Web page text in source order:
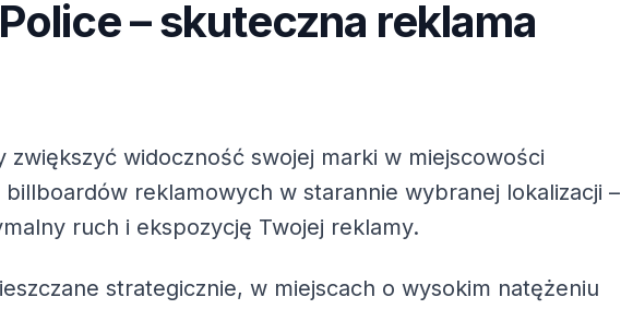
Police– skuteczna reklama
zwiększyć widoczność swojej marki w miejscowości
billboardów reklamowych w starannie wybranej lokalizacji –
ruch i ekspozycję Twojej reklamy.
strategicznie, w miejscach o wysokim natężeniu